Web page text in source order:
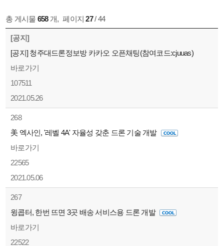
총 게시물 658개, 페이지27/ 44
[공지]
[공지] 청주대드론정보방 카카오 오픈채팅(참여코드:cjuuas)
바로가기
107511
2021.05.26
268
美 엑사인, '레벨 4A' 자율성 갖춘 드론 기술 개발
바로가기
22565
2021.05.06
267
윙콥터, 한번 뜨면 3곳 배송 서비스용 드론 개발
바로가기
22522